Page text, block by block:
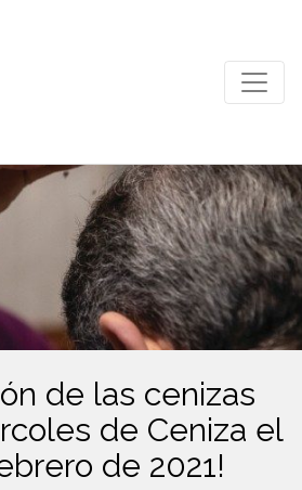
de las cenizas
de Ceniza el
de 2021!